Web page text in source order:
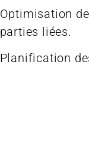
Optimisation
parties liées.
Planification